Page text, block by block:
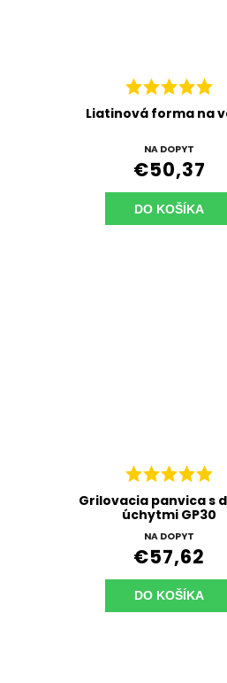
Liatinová forma na
NA DOPYT
€50,37
DO KOŠÍKA
Grilovacia panvica s
úchytmi GP30
NA DOPYT
€57,62
DO KOŠÍKA